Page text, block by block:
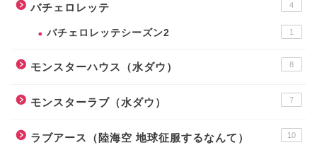
バチェロレッテ 4
バチェロレッテシーズン2 1
モンスターハウス（水ダウ） 8
モンスターラブ（水ダウ） 7
ラブアース（陸海空 地球征服するなんて） 10